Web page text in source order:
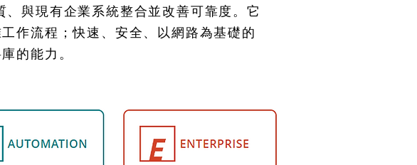
與現有企業系統整合並改善可靠度。它
作流程；快速、安全、以網路為基礎的
的能力。